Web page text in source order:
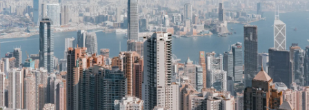
Italiano
Português (Portugal)
日本語